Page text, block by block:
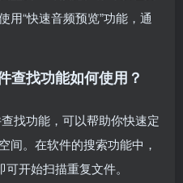
用“快速音频预览”功能，通
查找功能如何使用？
找功能，可以帮助你快速定
间。在软件的搜索功能中，
开始扫描重复文件。